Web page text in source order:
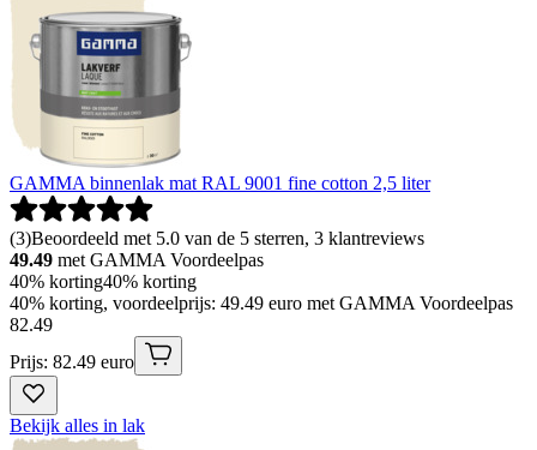
GAMMA binnenlak mat RAL 9001 fine cotton 2,5 liter
(3)Beoordeeld met 5.0 van de 5 sterren, 3 klantreviews
49.49 met GAMMA Voordeelpas
40% korting40% korting
40% korting, voordeelprijs: 49.49 euro met GAMMA Voordeelpas
82.49
Prijs: 82.49 euro
Bekijk alles in lak